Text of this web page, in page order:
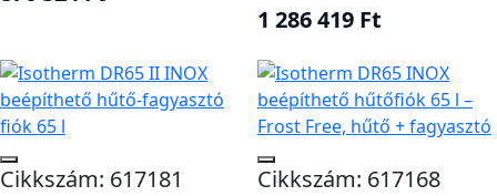
1 286 419 Ft
Cikkszám: 617181
Cikkszám: 617168